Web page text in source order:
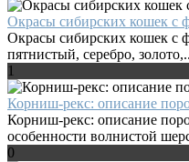
Окрасы сибирских кошек с
Окрасы сибирских кошек с
пятнистый, серебро,
1
Корниш-рекс: описание
Корниш-рекс: описание
особенности волнистой
0